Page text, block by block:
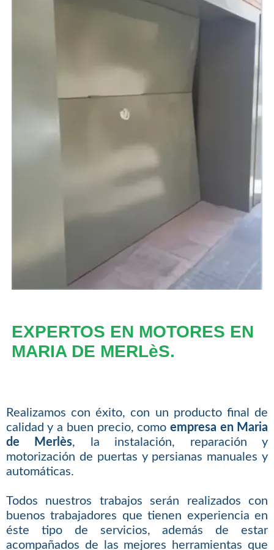
EXPERTOS EN MOTORES EN
MARIA DE MERLèS.
Realizamos con éxito, con un producto final de
calidad y a buen precio, como empresa en Maria
de Merlès, la instalación, reparación y
motorización de puertas y persianas manuales y
automáticas.
Todos nuestros trabajos serán realizados con
buenos trabajadores que tienen experiencia en
éste tipo de servicios, además de estar
acompañados de las mejores herramientas que